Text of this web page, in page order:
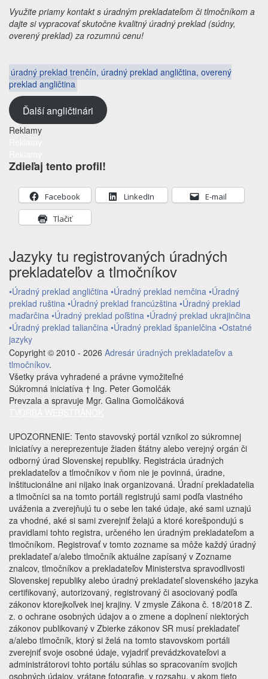
Využite priamy kontakt s úradným prekladateľom či tlmočníkom a
dajte si vypracovať skutočne kvalitný úradný preklad (súdny,
overený preklad) za rozumnú cenu!
úradný preklad trenčín, úradný preklad angličtina, overený
preklad angličtina
Ďalší angličtinári
Reklamy
Zdieľaj tento profil!
Facebook LinkedIn E-mail
Tlačiť
Jazyky tu registrovaných úradných
prekladateľov a tlmočníkov
•Úradný preklad angličtina •Úradný preklad nemčina •Úradný
preklad ruština •Úradný preklad francúzština •Úradný preklad
maďarčina •Úradný preklad poľština •Úradný preklad ukrajinčina
•Úradný preklad taliančina •Úradný preklad španielčina •Ostatné
jazyky
Copyright © 2010 - 2026 Adresár úradných prekladateľov a
tlmočníkov.
Všetky práva vyhradené a právne vymožiteľné
Súkromná iniciatíva † Ing. Peter Gomolčák
Prevzala a spravuje Mgr. Galina Gomolčáková
UPOZORNENIE: Tento stavovský portál vznikol zo súkromnej
iniciatívy a nereprezentuje žiaden štátny alebo verejný orgán či
odborný úrad Slovenskej republiky. Registrácia úradných
prekladateľov a tlmočníkov v ňom nie je povinná, úradne,
inštitucionálne ani nijako inak organizovaná. Úradní prekladatelia
a tlmočníci sa na tomto portáli registrujú sami podľa vlastného
uváženia a zverejňujú tu o sebe len také údaje, aké sami uznajú
za vhodné, aké si sami zverejniť želajú a ktoré korešpondujú s
pravidlami tohto registra, určeného len úradným prekladateľom a
tlmočníkom. Registrovať v tomto zozname sa môže každý úradný
prekladateľ a/alebo tlmočník aktuálne zapísaný v Zozname
znalcov, tlmočníkov a prekladateľov Ministerstva spravodlivosti
Slovenskej republiky alebo úradný prekladateľ slovenského jazyka
certifikovaný, autorizovaný, registrovaný či asociovaný podľa
zákonov ktorejkoľvek inej krajiny. V zmysle Zákona č. 18/2018 Z.
z. o ochrane osobných údajov a o zmene a doplnení niektorých
zákonov publikovaný v Zbierke zákonov SR musí prekladateľ
a/alebo tlmočník, ktorý si želá na tomto stavovskom portáli
zverejniť svoje osobné údaje, vyjadriť prevádzkovateľovi a
administrátorovi tohto portálu súhlas so spracovaním svojich
osobných údajov, vrátane fotografie, v rozsahu, v akom tieto